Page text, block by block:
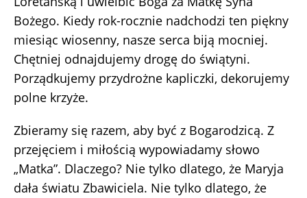
Bożego. Kiedy rok-rocznie nadchodzi ten piękny
miesiąc wiosenny, nasze serca biją mocniej.
Chętniej odnajdujemy drogę do świątyni.
Porządkujemy przydrożne kapliczki, dekorujemy
polne krzyże.
Zbieramy się razem, aby być z Bogarodzicą. Z
przejęciem i miłością wypowiadamy słowo
„Matka”. Dlaczego? Nie tylko dlatego, że Maryja
dała światu Zbawiciela. Nie tylko dlatego, że